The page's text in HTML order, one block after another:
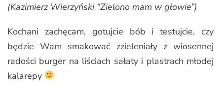
(Kazimierz Wierzyński “Zielono mam w głowie”)
Kochani zachęcam, gotujcie bób i testujcie, czy
będzie Wam smakować zzieleniały z wiosennej
radości burger na liściach sałaty i plastrach młodej
kalarepy